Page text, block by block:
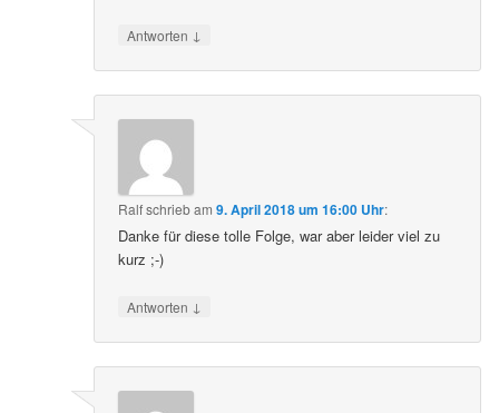
Antworten ↓
Ralfschriebam9. April 2018 um 16:00 Uhr:
Danke für diese tolle Folge, war aber leider viel zu
kurz ;-)
Antworten ↓